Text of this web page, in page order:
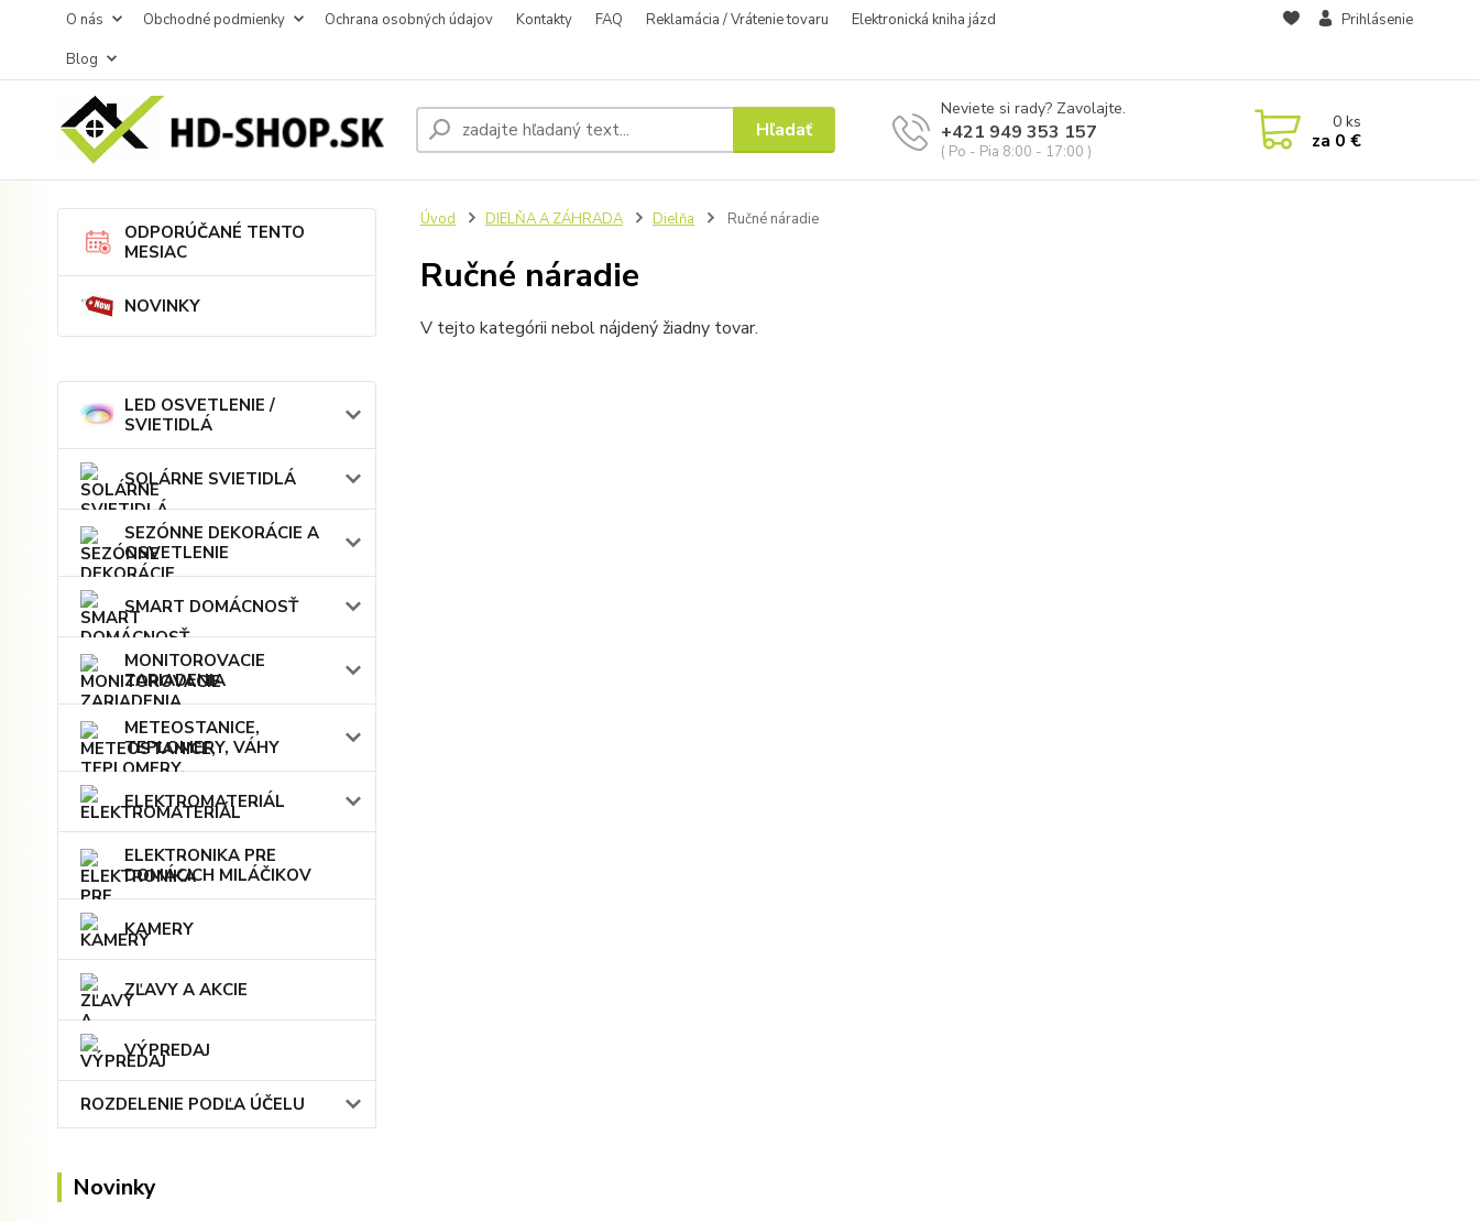
O nás Obchodné podmienky Ochrana osobných údajov Kontakty FAQ Reklamácia / Vrátenie tovaru
Elektronická kniha jázd
Blog
Prihlásenie
Hľadať
Neviete si rady? Zavolajte.
+421 949 353 157
( Po - Pia 8:00 - 17:00 )
0ks
za 0 €
ODPORÚČANÉ TENTO
MESIAC
NOVINKY
LED OSVETLENIE /
SVIETIDLÁ
SOLÁRNE SVIETIDLÁ
SEZÓNNE DEKORÁCIE A
OSVETLENIE
SMART DOMÁCNOSŤ
MONITOROVACIE
ZARIADENIA
METEOSTANICE,
TEPLOMERY, VÁHY
ELEKTROMATERIÁL
ELEKTRONIKA PRE
DOMÁCICH MILÁČIKOV
KAMERY
ZĽAVY A AKCIE
VÝPREDAJ
ROZDELENIE PODĽA ÚČELU
Novinky
Úvod DIELŇA A ZÁHRADA Dielňa Ručné náradie
Ručné náradie
V tejto kategórii nebol nájdený žiadny tovar.